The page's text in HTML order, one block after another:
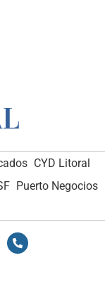
CYD Litoral
Puerto Negocios